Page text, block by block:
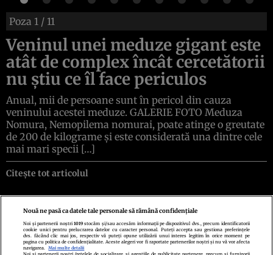
Poza 1 / 11
Veninul unei meduze gigant este
atât de complex încât cercetătorii
nu știu ce îl face periculos
Anual, mii de persoane sunt în pericol din cauza
veninului acestei meduze. GALERIE FOTO Meduza
Nomura, Nemopilema nomurai, poate atinge o greutate
de 200 de kilograme și este considerată una dintre cele
mai mari specii […]
Citește tot articolul
Politica de confidenţialitate Politica de cookiesTermeni şi condiţii
Echipa redacționalăContactSetări Cookies
Nouă ne pasă ca datele tale personale să rămână confidențiale
Noi și partenerii noștri1019 stocăm și/sau accesăm informații pe dispozitivul dvs., precum identificatorii
cookie unici pentru prelucrarea datelor cu caracter personal. Puteți accepta sau gestiona preferințele
dvs. făcând clic mai jos, respectiv vă puteți opune utilizării unui interes legitim în orice moment pe
pagina cu politica de confidențialitate. Aceste alegeri vor fi raportate partenerilor noștri și nu vă vor afecta
navigarea.
Mai multe detalii
Noi si partenerii nostri (retelele de socializare si agentiile de publicitate partenere, precum si furnizorii